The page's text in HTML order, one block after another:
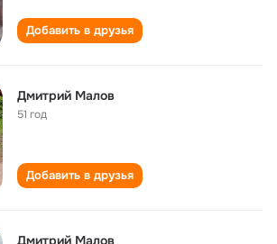
Добавить в друзья
Дмитрий Малов
51 год
Добавить в друзья
Дмитрий Малов